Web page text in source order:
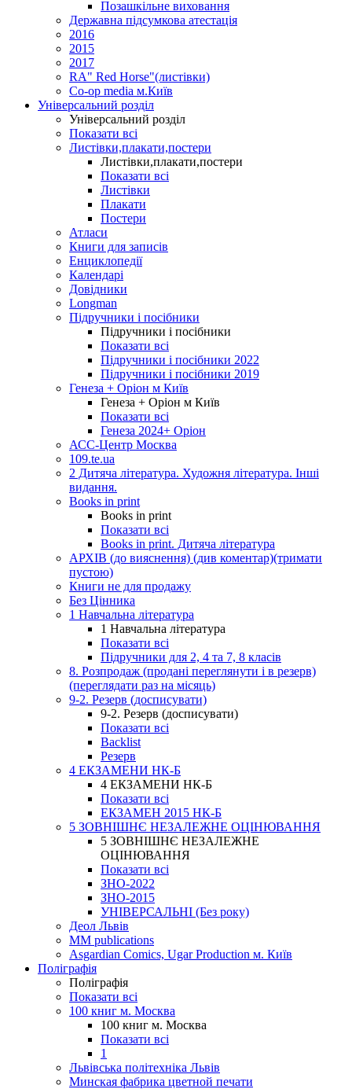
Позашкільне виховання
Державна підсумкова атестація
2016
2015
2017
RA" Red Horse"(листівки)
Co-op media м.Київ
Універсальний розділ
Універсальний розділ
Показати всі
Листівки,плакати,постери
Листівки,плакати,постери
Показати всі
Листівки
Плакати
Постери
Атласи
Книги для записів
Енциклопедії
Календарі
Довідники
Longman
Підручники і посібники
Підручники і посібники
Показати всі
Підручники і посібники 2022
Підручники і посібники 2019
Генеза + Оріон м Київ
Генеза + Оріон м Київ
Показати всі
Генеза 2024+ Оріон
АСС-Центр Москва
109.te.ua
2 Дитяча література. Художня література. Інші
видання.
Books in print
Books in print
Показати всі
Books in print. Дитяча література
АРХІВ (до вияснення) (див коментар)(тримати
пустою)
Книги не для продажу
Без Цінника
1 Навчальна література
1 Навчальна література
Показати всі
Підручники для 2, 4 та 7, 8 класів
8. Розпродаж (продані переглянути і в резерв)
(переглядати раз на місяць)
9-2. Резерв (досписувати)
9-2. Резерв (досписувати)
Показати всі
Backlist
Резерв
4 ЕКЗАМЕНИ НК-Б
4 ЕКЗАМЕНИ НК-Б
Показати всі
ЕКЗАМЕН 2015 НК-Б
5 ЗОВНІШНЄ НЕЗАЛЕЖНЕ ОЦІНЮВАННЯ
5 ЗОВНІШНЄ НЕЗАЛЕЖНЕ
ОЦІНЮВАННЯ
Показати всі
ЗНО-2022
ЗНО-2015
УНІВЕРСАЛЬНІ (Без року)
Деол Львів
MM publications
Asgardian Comics, Ugar Production м. Київ
Поліграфія
Поліграфія
Показати всі
100 книг м. Москва
100 книг м. Москва
Показати всі
1
Львівська політехніка Львів
Минская фабрика цветной печати